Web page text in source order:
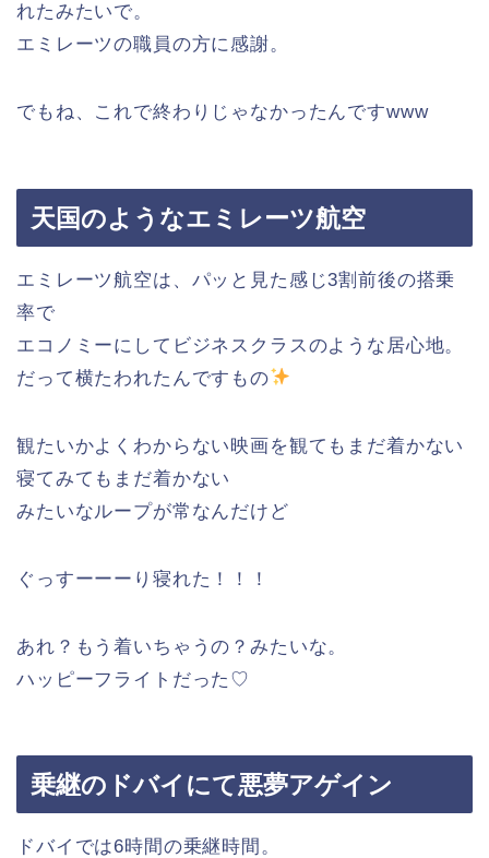
れたみたいで。
エミレーツの職員の方に感謝。
でもね、これで終わりじゃなかったんですwww
天国のようなエミレーツ航空
エミレーツ航空は、パッと見た感じ3割前後の搭乗
率で
エコノミーにしてビジネスクラスのような居心地。
だって横たわれたんですもの
観たいかよくわからない映画を観てもまだ着かない
寝てみてもまだ着かない
みたいなループが常なんだけど
ぐっすーーーり寝れた！！！
あれ？もう着いちゃうの？みたいな。
ハッピーフライトだった♡
乗継のドバイにて悪夢アゲイン
ドバイでは6時間の乗継時間。